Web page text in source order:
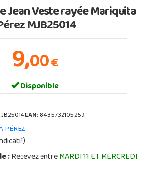
Jean Veste rayée Mariquita
MJB25014
9,00€
Disponible
EAN:8435732105259
PÉREZ
:Recevez entreMARDI 11 ET MERCREDI